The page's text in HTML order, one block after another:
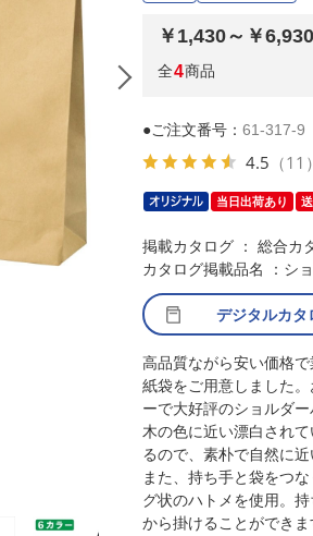
（
￥1,430～￥6,930
全4商品
●ご注文番号： 61-317-9
4.5 （11）
当日出荷あり
掲載カタログ ： 総合カ
デジタルカタ
カタログ掲載品名 ：シ
高品質ながら安い価格
紙袋をご用意しました
ーで大好評のショルダー
木の色に近い漂白され
るので、素朴で自然に近
また、持ち手と袋をつ
グ状のハトメを使用。
から掛けることができま